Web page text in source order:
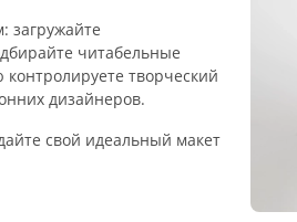
загружайте
читабельные
творческий
дизайнеров.
свой идеальный макет